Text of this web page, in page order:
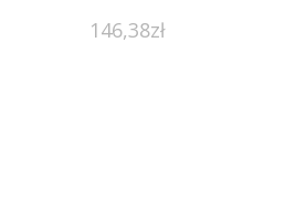
146,38zł